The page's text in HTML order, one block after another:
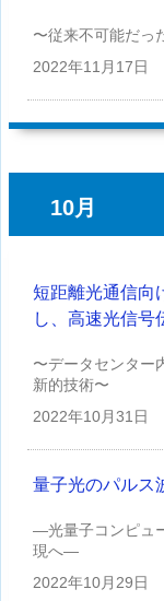
〜従来不可能だっ
2022年11月17日
10月
短距離光通信向
し、高速光信号
〜データセンター
新的技術〜
2022年10月31日
量子光のパルス
—光量子コンピュ
現へ—
2022年10月29日